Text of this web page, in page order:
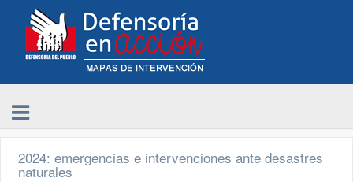
2024: emergencias e intervenciones ante desastres
naturales